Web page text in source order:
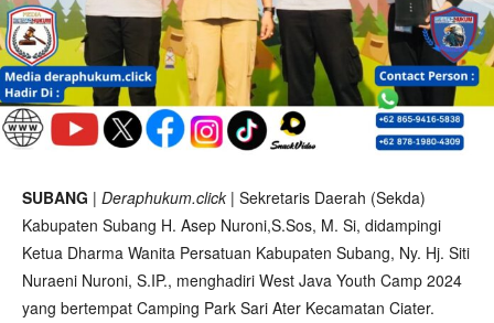
SUBANG | Deraphukum.click | Sekretaris Daerah (Sekda)
Kabupaten Subang H. Asep Nuroni,S.Sos, M. Si, didampingi
Ketua Dharma Wanita Persatuan Kabupaten Subang, Ny. Hj. Siti
Nuraeni Nuroni, S.IP., menghadiri West Java Youth Camp 2024
yang bertempat Camping Park Sari Ater Kecamatan Ciater.